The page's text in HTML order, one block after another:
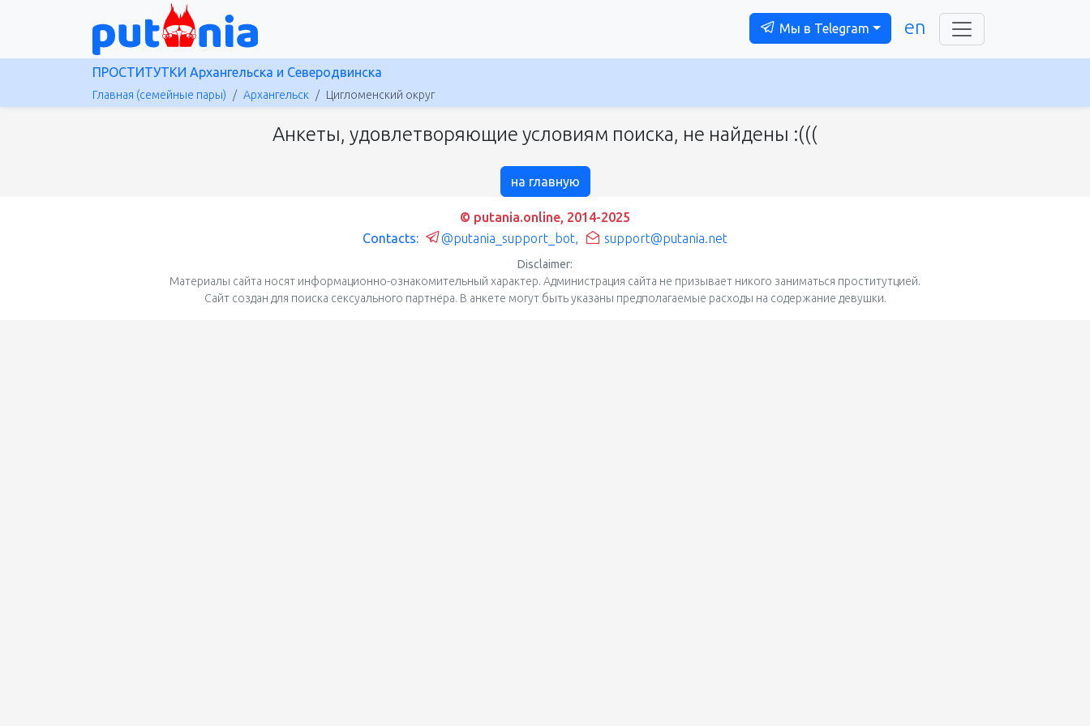
Мы в Telegram en
ПРОСТИТУТКИ Архангельска и Северодвинска
Главная (семейные пары) Архангельск Цигломенский округ
Анкеты, удовлетворяющие условиям поиска, не найдены :(((
на главную
© putania.online, 2014-2025
Contacts:
@putania_support_bot, support@putania.net
Disclaimer:
Материалы сайта носят информационно-ознакомительный характер. Администрация сайта не призывает никого заниматься проститутцией.
Сайт создан для поиска сексуального партнёра. В анкете могут быть указаны предполагаемые расходы на содержание девушки.